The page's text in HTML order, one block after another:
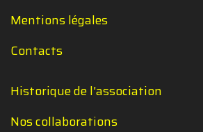
Mentions légales
Contacts
Historique de l'association
Nos collaborations